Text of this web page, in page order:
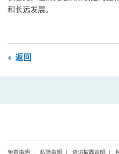
和长远发展。
返回
免责声明 私隐声明 资讯披露声明